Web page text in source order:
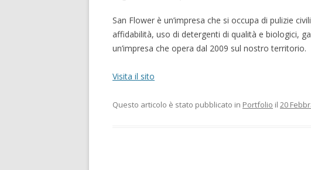
San Flower è un’impresa che si occupa di pulizie
affidabilità, uso di detergenti di qualità e biologici,
un’impresa che opera dal 2009 sul nostro territorio.
Visita il sito
Questo articolo è stato pubblicato in Portfolio il 20